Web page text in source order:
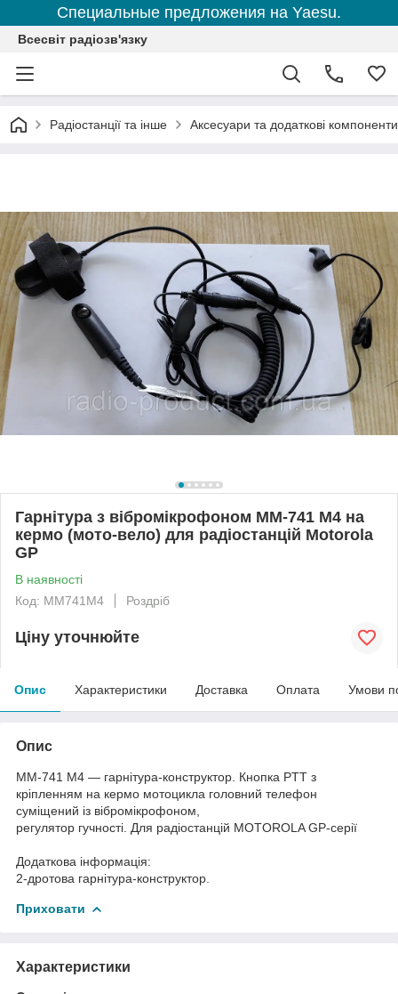
Специальные предложения на Yaesu.
Всесвіт радіозв'язку
Радіостанції та інше Аксесуари та додаткові компоненти
Гарнітура з вібромікрофоном MM-741 M4 на
кермо (мото-вело) для радіостанцій Motorola
GP
В наявності
Код: MM741M4
Роздріб
Ціну уточнюйте
Опис Характеристики Доставка Оплата Умови
Опис
ММ-741 M4 — гарнітура-конструктор. Кнопка PTT з
кріпленням на кермо мотоцикла головний телефон
суміщений із вібромікрофоном,
регулятор гучності. Для радіостанцій MOTOROLA GP-серії
Додаткова інформація:
2-дротова гарнітура-конструктор.
Приховати
Характеристики